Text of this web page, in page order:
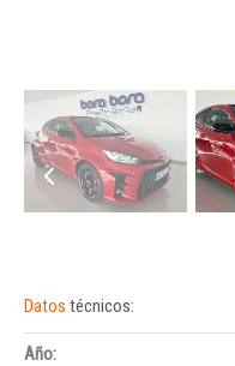
Datos técnicos:
Año: